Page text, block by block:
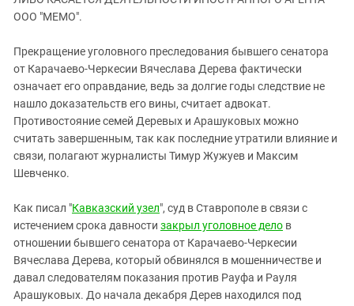
Российская Федерация
Северная Осетия - Алания
СКФО
Чечня
Южная Осетия
ЮФО
ООО "МЕМО".
Прекращение уголовного преследования бывшего сенатора
от Карачаево-Черкесии Вячеслава Дерева фактически
означает его оправдание, ведь за долгие годы следствие не
нашло доказательств его вины, считает адвокат.
Противостояние семей Деревых и Арашуковых можно
считать завершенным, так как последние утратили влияние и
связи, полагают журналисты Тимур Жужуев и Максим
Шевченко.
Как писал "Кавказский узел", суд в Ставрополе в связи с
истечением срока давности закрыл уголовное дело в
отношении бывшего сенатора от Карачаево-Черкесии
Вячеслава Дерева, который обвинялся в мошенничестве и
давал следователям показания против Рауфа и Рауля
Арашуковых. До начала декабря Дерев находился под